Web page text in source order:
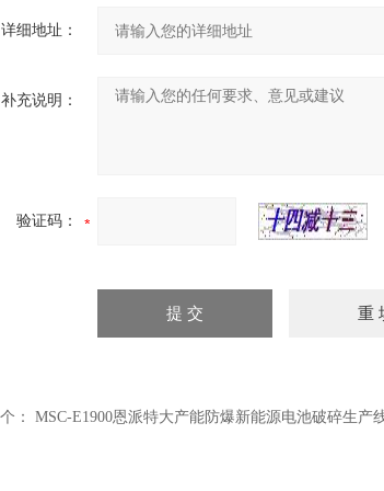
详细地址：
补充说明：
验证码：
： MSC-E1900恩派特大产能防爆新能源电池破碎生产